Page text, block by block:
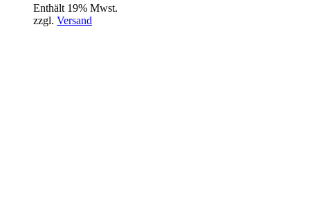
Enthält 19% Mwst.
zzgl. Versand